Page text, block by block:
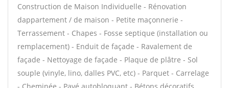
Construction de Maison Individuelle - Rénovation
dappartement / de maison - Petite maçonnerie -
Terrassement - Chapes - Fosse septique (installation ou
remplacement) - Enduit de façade - Ravalement de
façade - Nettoyage de façade - Plaque de plâtre - Sol
souple (vinyle, lino, dalles PVC, etc) - Parquet - Carrelage